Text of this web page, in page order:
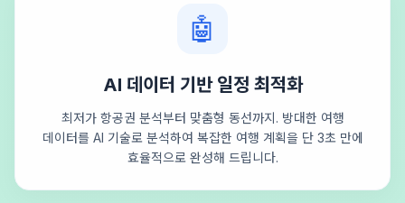
🤖
AI 데이터 기반 일정 최적화
최저가 항공권 분석부터 맞춤형 동선까지. 방대한 여행
데이터를 AI 기술로 분석하여 복잡한 여행 계획을 단 3초 만에
효율적으로 완성해 드립니다.